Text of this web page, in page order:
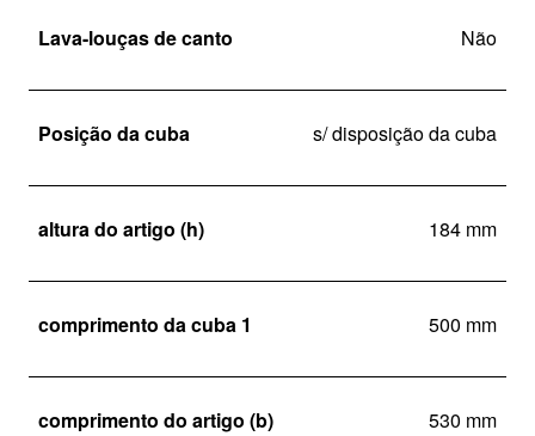
Lava-louças de canto Não
Posição da cuba s/ disposição da cuba
altura do artigo (h) 184 mm
comprimento da cuba 1 500 mm
comprimento do artigo (b) 530 mm